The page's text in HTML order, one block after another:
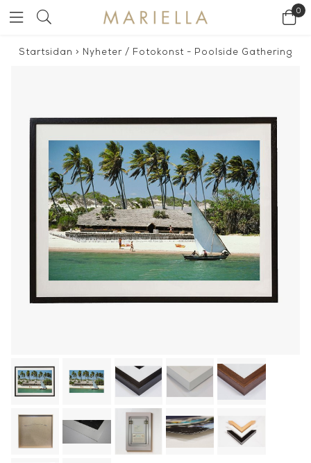
0
Startsidan > Nyheter/ Fotokonst - Poolside Gathering